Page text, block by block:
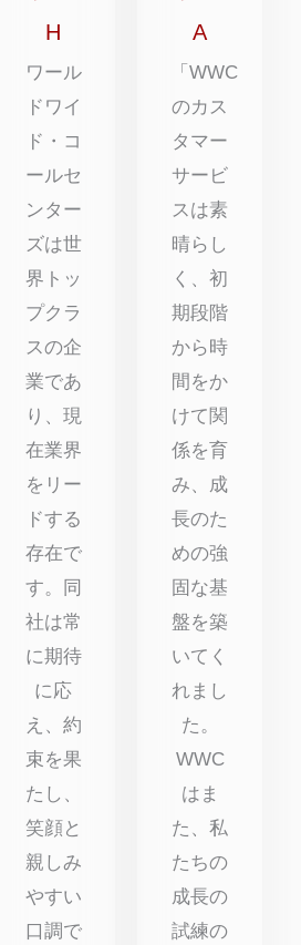
H
ワール
ドワイ
ド・コ
ールセ
ンター
ズは世
界トッ
プクラ
スの企
業であ
り、現
在業界
をリー
ドする
存在で
す。同
社は常
に期待
に応
え、約
束を果
たし、
笑顔と
親しみ
やすい
口調で
A
「WWC
のカス
タマー
サービ
スは素
晴らし
く、初
期段階
から時
間をか
けて関
係を育
み、成
長のた
めの強
固な基
盤を築
いてく
れまし
た。
WWC
はま
た、私
たちの
成長の
試練の